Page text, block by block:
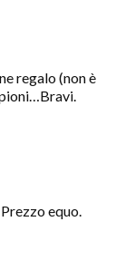
regalo (non è
equo.